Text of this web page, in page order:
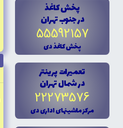
پخش کاغذ
در جنوب تهران
55592157
پخش کاغذ دى
تعميرات پرينتر
در شمال تهران
22273576
مرکز ماشينهاى ادارى دى